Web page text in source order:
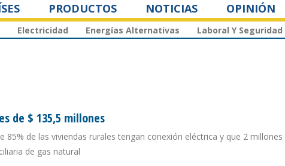
PRODUCTOS NOTICIAS OPINIÓN
Electricidad Energías Alternativas Laboral Y Seguridad
de $ 135,5 millones
85% de las viviendas rurales tengan conexión eléctrica y que 2 millones
de gas natural